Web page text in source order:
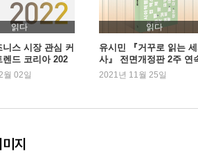
고쳐 쓰는 게 아니라는 말┃당신의 존
방법┃사랑하는 이에게 잔인했던 기
지┃이별의 상처가 큰 이유┃익숙함에
은 운명이고, 어떤 이별은 어쩔 수 없
조언
예민한 것 같아”라는 충고에 대해┃우울
읽다
스 시장 관심 커
렌드 코리아 202
에 1위
02일
읽다
유시민 『거꾸로 읽는
사』 전면개정판 2주 연
위
2021년 11월 25일
지